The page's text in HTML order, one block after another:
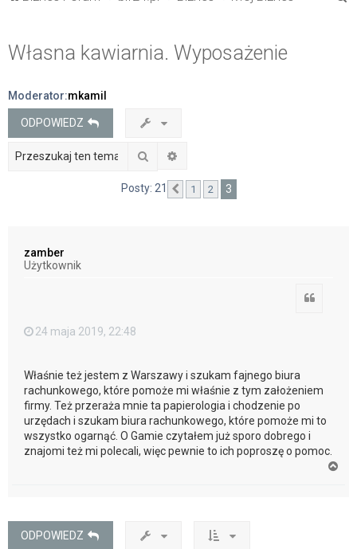
Własna kawiarnia. Wyposażenie
Moderator:mkamil
ODPOWIEDZ
Szukaj
Posty: 21 Poprzednia
1 2 3
zamber
Użytkownik
24 maja 2019, 22:48
Właśnie też jestem z Warszawy i szukam fajnego biura
rachunkowego, które pomoże mi właśnie z tym założeniem
firmy. Też przeraża mnie ta papierologia i chodzenie po
urzędach i szukam biura rachunkowego, które pomoże mi to
wszystko ogarnąć. O Gamie czytałem już sporo dobrego i
znajomi też mi polecali, więc pewnie to ich poproszę o pomoc.
ODPOWIEDZ